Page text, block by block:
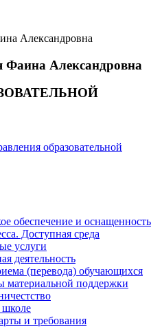
Фаина Александровна
образовательной
обеспечение и оснащенность
Доступная среда
услуги
деятельность
(перевода) обучающихся
поддержки
школе
и требования